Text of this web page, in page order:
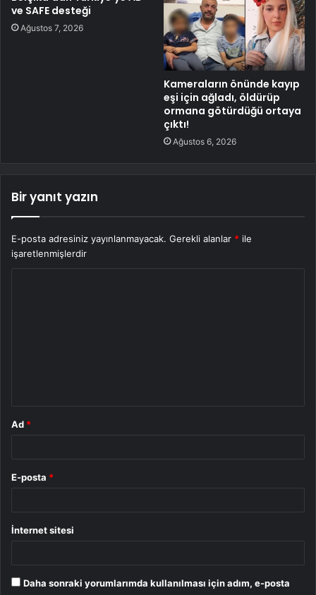
ve SAFE desteği
Ağustos 7, 2026
Kameraların önünde kayıp
eşi için ağladı, öldürüp
ormana götürdüğü ortaya
çıktı!
Ağustos 6, 2026
Bir yanıt yazın
E-posta adresiniz yayınlanmayacak. Gerekli alanlar * ile
işaretlenmişlerdir
Ad *
E-posta *
İnternet sitesi
Daha sonraki yorumlarımda kullanılması için adım, e-posta